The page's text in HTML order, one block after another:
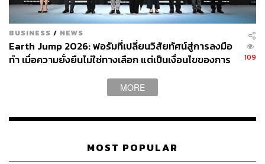
บริษัท ดิ ไอคอนสยาม ซูเปอร์ลักซ์ เรสซิเดนซ์
คอร์ปอเรชั่น จำกัด
BUSINESS / NEWS
Earth Jump 2026: ฟอรัมที่เปลี่ยนวิสัยทัศน์สู่การลงมือ
ทำ เมื่อความยั่งยืนไม่ใช่ทางเลือก แต่เป็นเงื่อนไขของการ
109
MORE
MOST POPULAR